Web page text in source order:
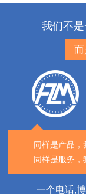
我们不
同样是产品，
同样是服务，
一个电话,